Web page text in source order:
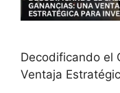
Decodificando el
Ventaja